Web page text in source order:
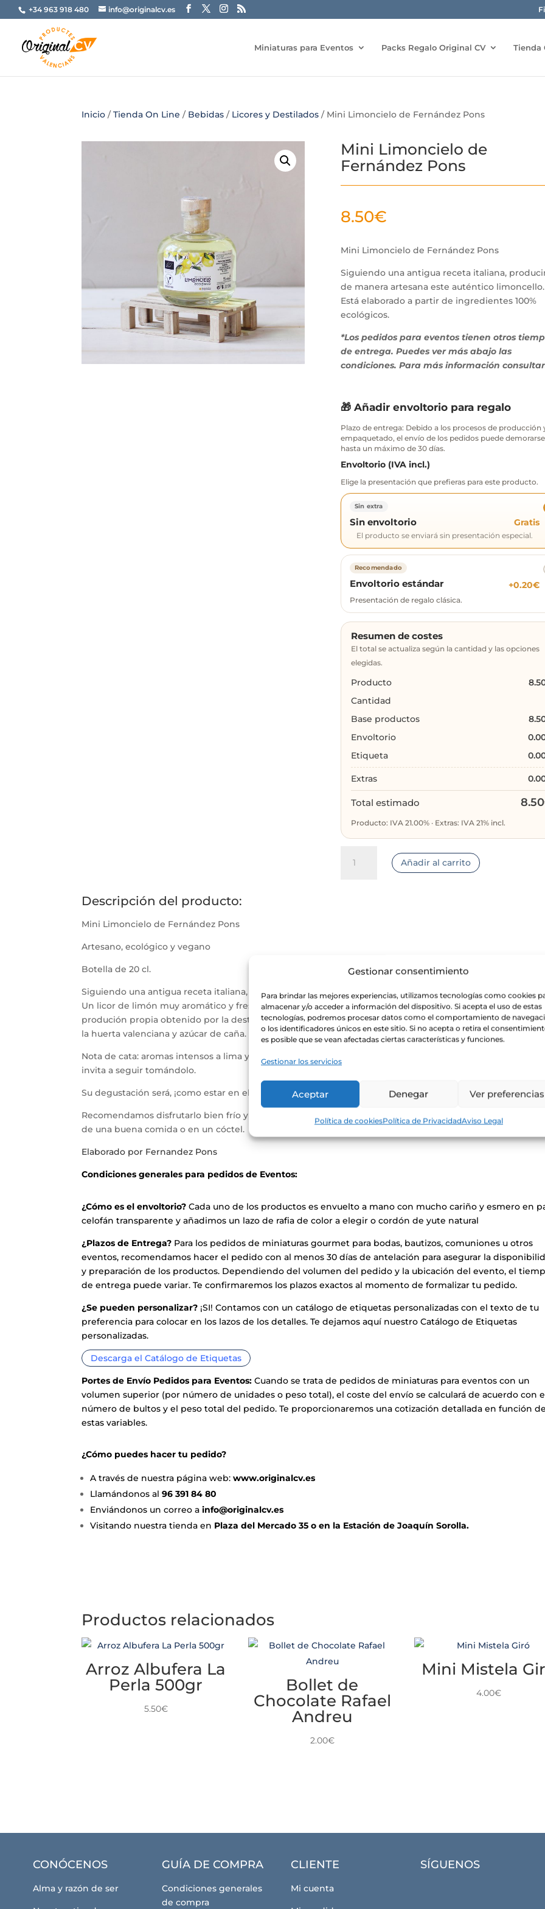
Gestionar consentimiento
Para brindar las mejores experiencias, utilizamos tecnologías como cookies
almacenar y/o acceder a información del dispositivo. Si acepta el uso de estas
tecnologías, podremos procesar datos como el comportamiento de
o los identificadores únicos en este sitio. Si no acepta o retira el
es posible que se vean afectadas ciertas características y funciones.
Gestionar los servicios
Aceptar Denegar Ver preferencias
Política de cookiesPolítica de PrivacidadAviso Legal
+34 963 918 480 info@originalcv.es
Miniaturas para Eventos Packs Regalo Original CV Tienda
Inicio /Tienda On Line / Bebidas / Licores y Destilados / Mini Limoncielo de Fernández Pons
Mini Limoncielo de
Fernández Pons
8.50€
Mini Limoncielo de Fernández Pons
Siguiendo una antigua receta italiana,
de manera artesana este auténtico limoncello.
Está elaborado a partir de ingredientes 100%
ecológicos.
*Los pedidos para eventos tienen otros
de entrega. Puedes ver más abajo las
condiciones. Para más información
🎁 Añadir envoltorio para regalo
Plazo de entrega: Debido a los procesos de producción
empaquetado, el envío de los pedidos puede demorarse
hasta un máximo de 30 días.
Envoltorio (IVA incl.)
Elige la presentación que prefieras para este producto.
Sin extra
Sin envoltorio Gratis
El producto se enviará sin presentación especial.
Recomendado
Envoltorio estándar +0.20€
Presentación de regalo clásica.
Resumen de costes
El total se actualiza según la cantidad y las opciones
elegidas.
Producto
Cantidad
Base productos
Envoltorio
Etiqueta
Extras
Total estimado 8.50
Producto: IVA 21.00% · Extras: IVA 21% incl.
Limoncielo
Añadir al carrito
Descripción del producto:
Mini Limoncielo de Fernández Pons
Artesano, ecológico y vegano
Botella de 20 cl.
Siguiendo una antigua receta italiana, producimos de manera artesana este auténticolimoncello.
Un licor de limón muy aromático y fresco, elaborado a partir de ingredientes 100% ecológicos: Alcohol de
produción propia obtenido por la destilación artesana en los alambiques tradicionales de cobre, limones
la huerta valenciana y azúcar de caña.
Nota de cata: aromas intensos a lima y limón, con un sabor suave y fresco. Presenta un ligero amargor
invita a seguir tomándolo.
Su degustación será, ¡como estar en el cielo!
Recomendamos disfrutarlo bien frío y sin prisa, apreciando su rico aroma y su natural sabor a limón,
de una buena comida o en un cóctel.
Elaborado por Fernandez Pons
Condiciones generales para pedidos de Eventos:
¿Cómo es el envoltorio?Cada uno de los productos es envuelto a mano con mucho cariño y esmero en
celofán transparente y añadimos un lazo de rafia de color a elegir o cordón de yute natural
¿Plazos de Entrega? Para los pedidos de miniaturas gourmet para bodas, bautizos, comuniones u otros
eventos, recomendamos hacer el pedido con al menos 30 días de antelación para asegurar la
y preparación de los productos. Dependiendo del volumen del pedido y la ubicación del evento, el
de entrega puede variar. Te confirmaremos los plazos exactos al momento de formalizar tu pedido.
¿Se pueden personalizar? ¡SI! Contamos con un catálogo de etiquetas personalizadas con el texto de tu
preferencia para colocar en los lazos de los detalles. Te dejamos aquí nuestro Catálogo de Etiquetas
personalizadas.
Descarga el Catálogo de Etiquetas
Portes de Envío Pedidos para Eventos: Cuando se trata de pedidos de miniaturas para eventos con un
volumen superior (por número de unidades o peso total), el coste del envío se calculará de acuerdo con
número de bultos y el peso total del pedido. Te proporcionaremos una cotización detallada en función de
estas variables.
¿Cómo puedes hacer tu pedido?
A través de nuestra página web: www.originalcv.es
Llamándonos al96 391 84 80
Enviándonos un correo a info@originalcv.es
Visitando nuestra tienda en Plaza del Mercado 35 o en la Estación de Joaquín Sorolla.
Productos relacionados
Arroz Albufera La
Perla 500gr
5.50€
Bollet de
Chocolate Rafael
Andreu
2.00€
Mini Mistela
4.00€
CONÓCENOS
Alma y razón de ser
GUÍA DE COMPRA
Condiciones generales
de compra
CLIENTE
Mi cuenta
SÍGUENOS